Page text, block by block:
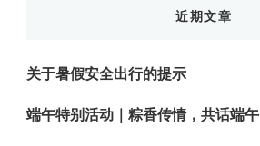
近期文章
关于暑假安全出行的提示
端午特别活动｜粽香传情，共话端午